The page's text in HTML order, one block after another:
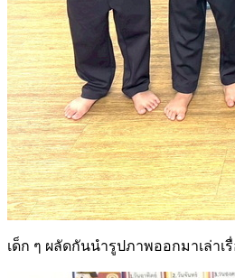
เด็ก ๆ ผลัดกันนำรูปภาพออกมาเล่า